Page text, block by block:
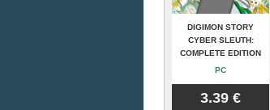
DIGIMON STORY
CYBER SLEUTH:
COMPLETE EDITION
PC
3.39 €